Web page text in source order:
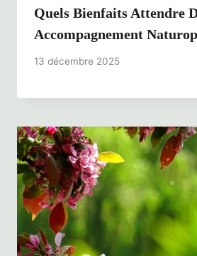
Quels Bienfaits Attendre
Accompagnement
13 décembre 2025